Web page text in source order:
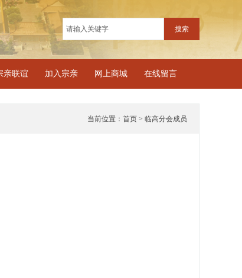
搜索
亲联谊 加入宗亲 网上商城 在线留言
当前位置： 首页 > 临高分会成员